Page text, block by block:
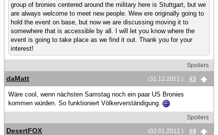
group of bronies centered around the military here is Stuttgart, but we
are always welcome to meet new people. Wew ere originally going to
hold the event on base, but now we are discussing moving it to
somewhere that is accessible by all. I will let you know where the
event is going to take place as we find it out. Thank you for your
interest!
Spoilers
(31.12.2011 )
#3
daMatt
Wäre cool, wenn nächsten Samstag noch ein paar US Bronies
kommen würden. So funktioniert Völkerverständigung.
Spoilers
(02.01.2012 )
#4
DesertFOX